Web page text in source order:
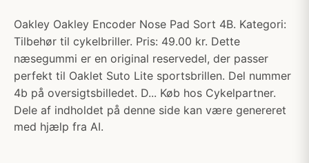
Oakley Oakley Encoder Nose Pad Sort 4B. Kategori:
Tilbehør til cykelbriller. Pris: 49.00 kr. Dette
næsegummi er en original reservedel, der passer
perfekt til Oaklet Suto Lite sportsbrillen. Del nummer
4b på oversigtsbilledet. D... Køb hos Cykelpartner.
Dele af indholdet på denne side kan være genereret
med hjælp fra AI.